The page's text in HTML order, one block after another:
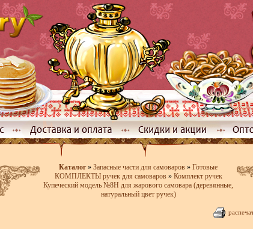
Каталог» Запасные части для самоваров » Готовые
КОМПЛЕКТЫ ручек для самоваров» Комплект ручек
Купеческий модель №8Н для жарового самовара (деревянные,
натуральный цвет ручек)